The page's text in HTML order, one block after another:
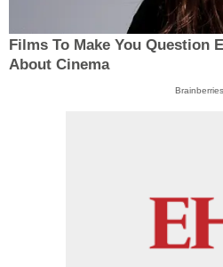
Films To Make You Question
About Cinema
Brainberries